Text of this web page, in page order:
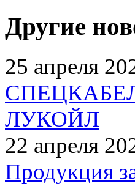
Другие
25 апреля
СПЕЦКАБЕЛЬ
ЛУКОЙЛ
22 апреля
Продукция